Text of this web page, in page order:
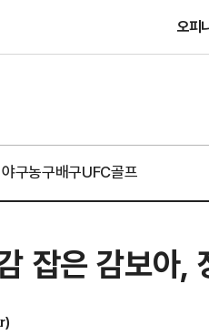
오피
구농구배구UFC골프
잡은 감보아